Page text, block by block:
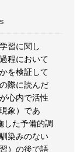
習に関し
程において
を検証して
際に読んだ
心内で活性
象）であ
した予備的調
染みのない
）の後で語